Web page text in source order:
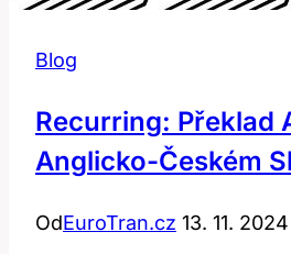
Blog
Recurring: Překlad
Anglicko-Českém
OdEuroTran.cz 13. 11. 2024